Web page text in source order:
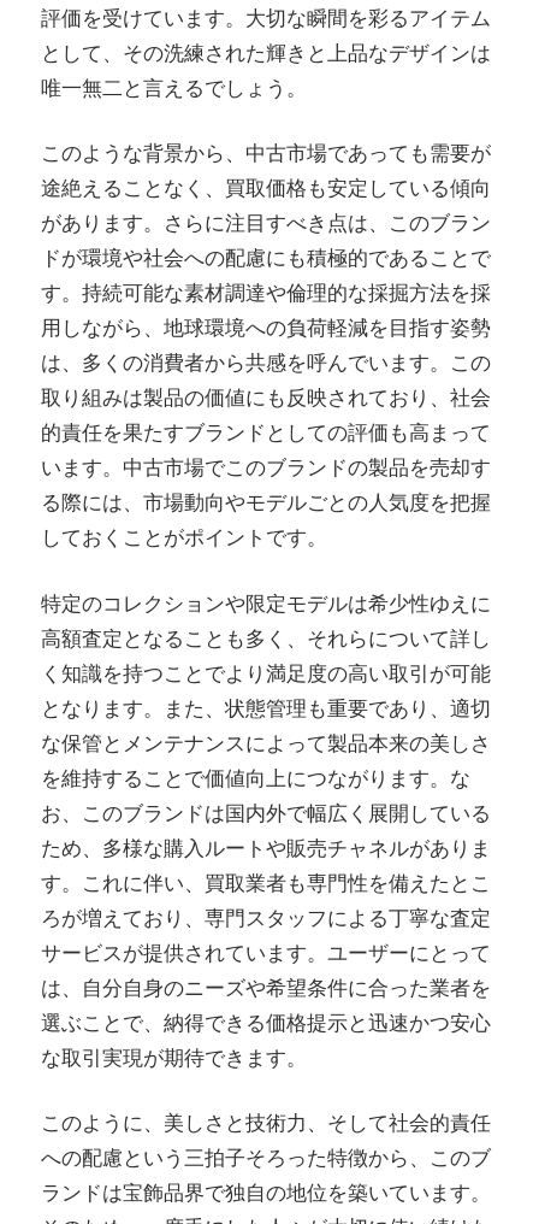
評価を受けています。大切な瞬間を彩るアイテム
として、その洗練された輝きと上品なデザインは
唯一無二と言えるでしょう。
このような背景から、中古市場であっても需要が
途絶えることなく、買取価格も安定している傾向
があります。さらに注目すべき点は、このブラン
ドが環境や社会への配慮にも積極的であることで
す。持続可能な素材調達や倫理的な採掘方法を採
用しながら、地球環境への負荷軽減を目指す姿勢
は、多くの消費者から共感を呼んでいます。この
取り組みは製品の価値にも反映されており、社会
的責任を果たすブランドとしての評価も高まって
います。中古市場でこのブランドの製品を売却す
る際には、市場動向やモデルごとの人気度を把握
しておくことがポイントです。
特定のコレクションや限定モデルは希少性ゆえに
高額査定となることも多く、それらについて詳し
く知識を持つことでより満足度の高い取引が可能
となります。また、状態管理も重要であり、適切
な保管とメンテナンスによって製品本来の美しさ
を維持することで価値向上につながります。な
お、このブランドは国内外で幅広く展開している
ため、多様な購入ルートや販売チャネルがありま
す。これに伴い、買取業者も専門性を備えたとこ
ろが増えており、専門スタッフによる丁寧な査定
サービスが提供されています。ユーザーにとって
は、自分自身のニーズや希望条件に合った業者を
選ぶことで、納得できる価格提示と迅速かつ安心
な取引実現が期待できます。
このように、美しさと技術力、そして社会的責任
への配慮という三拍子そろった特徴から、このブ
ランドは宝飾品界で独自の地位を築いています。